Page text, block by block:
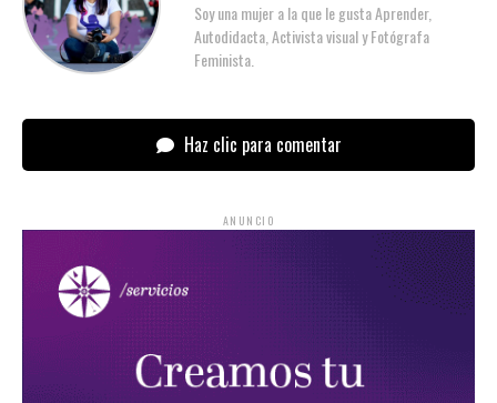
Soy una mujer a la que le gusta Aprender,
Autodidacta, Activista visual y Fotógrafa
Feminista.
Haz clic para comentar
ANUNCIO